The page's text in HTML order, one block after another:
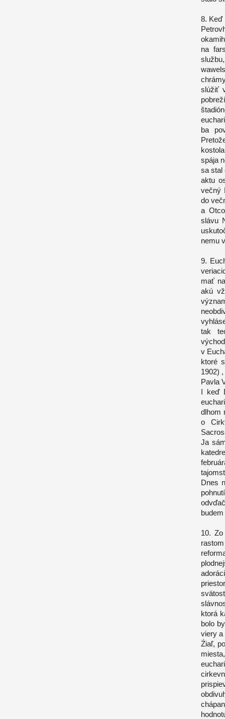
8. Keď
na
slúžiť
ba
spája
sa stal
aktu
večný
do
a
slávu
nemu
9.
mať
akú
tak
v
ktoré
1902)
Pavla
I keď
dlhom
o
Ja
Dnes
10.
ktorá
bolo
viery a
Źiaľ,